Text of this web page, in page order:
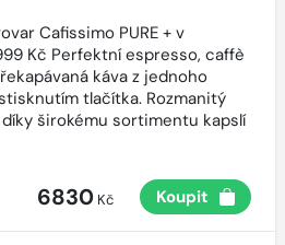
Cafissimo PURE + v
Kč Perfektní espresso, caffè
káva z jednoho
tlačítka. Rozmanitý
širokému sortimentu kapslí
6830Kč Koupit